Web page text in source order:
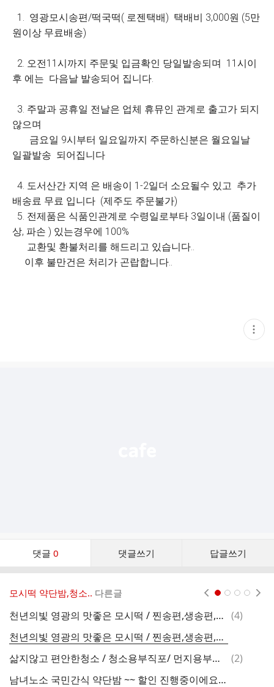
1. 영광모시송편/떡국떡( 로젠택배) 택배비 3,000원 (5만
원이상 무료배송)
2. 오전11시까지 주문및 입금확인 당일발송되며 11시이
후 에는 다음날 발송되어 집니다.
3. 주말과 공휴일 전날은 업체 휴뮤인 관계로 출고가 되지
않으며
금요일 9시부터 일요일까지 주문하신분은 월요일날
일괄발송 되어집니다
4. 도서산간 지역 은 배송이 1-2일더 소요될수 있고 추가
배송료 무료 입니다 (제주도 주문불가)
5. 전제품은 식품인관계로 수령일로부타 3일이내 (품질이
상, 파손 ) 있는경우에 100%
교환및 환불처리를 해드리고 있습니다..
이후 불만건은 처리가 곤랍합니다..
현
재
댓글 0 댓글쓰기 답글쓰기
댓
모시떡 약단밤,청소.. 다른글
천년의빛 영광의 맛좋은 모시떡 / 찐송편,생송편,개떡 댓
(4)
천년의빛 영광의 맛좋은 모시떡 / 찐송편,생송편,개떡
삶지않고 편안한청소 / 청소용부직포/ 먼지용부직포/ 알뜰형부직포-- 주방에서 많이 하는 빨래삶기에서 발암물질검출!
댓
(2)
남녀노소 국민간식 약단밤 ~~ 할인 진행중이에요~/생율